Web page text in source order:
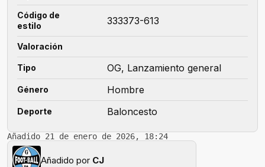
Código de
estilo
333373-613
Valoración
Tipo OG, Lanzamiento general
Género Hombre
Deporte Baloncesto
Añadido 21 de enero de 2026, 18:24
Añadido por CJ